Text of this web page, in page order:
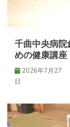
ン
千曲中央病
めの健康講座
2026年7月27
日